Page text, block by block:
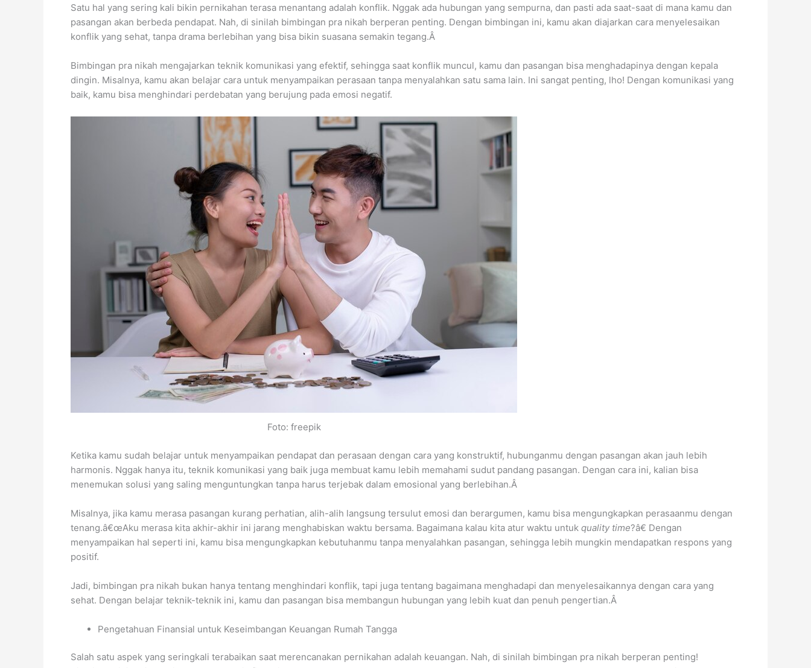
Satu hal yang sering kali bikin pernikahan terasa menantang adalah konflik. Nggak ada hubungan yang sempurna, dan pasti ada saat-saat di mana kamu dan
pasangan akan berbeda pendapat. Nah, di sinilah bimbingan pra nikah berperan penting. Dengan bimbingan ini, kamu akan diajarkan cara menyelesaikan
konflik yang sehat, tanpa drama berlebihan yang bisa bikin suasana semakin tegang.Â
Bimbingan pra nikah mengajarkan teknik komunikasi yang efektif, sehingga saat konflik muncul, kamu dan pasangan bisa menghadapinya dengan kepala
dingin. Misalnya, kamu akan belajar cara untuk menyampaikan perasaan tanpa menyalahkan satu sama lain. Ini sangat penting, lho! Dengan komunikasi yang
baik, kamu bisa menghindari perdebatan yang berujung pada emosi negatif.
Foto: freepik
Ketika kamu sudah belajar untuk menyampaikan pendapat dan perasaan dengan cara yang konstruktif, hubunganmu dengan pasangan akan jauh lebih
harmonis. Nggak hanya itu, teknik komunikasi yang baik juga membuat kamu lebih memahami sudut pandang pasangan. Dengan cara ini, kalian bisa
menemukan solusi yang saling menguntungkan tanpa harus terjebak dalam emosional yang berlebihan.Â
Misalnya, jika kamu merasa pasangan kurang perhatian, alih-alih langsung tersulut emosi dan berargumen, kamu bisa mengungkapkan perasaanmu dengan
tenang.â€œAku merasa kita akhir-akhir ini jarang menghabiskan waktu bersama. Bagaimana kalau kita atur waktu untuk quality time?â€ Dengan
menyampaikan hal seperti ini, kamu bisa mengungkapkan kebutuhanmu tanpa menyalahkan pasangan, sehingga lebih mungkin mendapatkan respons yang
positif.
Jadi, bimbingan pra nikah bukan hanya tentang menghindari konflik, tapi juga tentang bagaimana menghadapi dan menyelesaikannya dengan cara yang
sehat. Dengan belajar teknik-teknik ini, kamu dan pasangan bisa membangun hubungan yang lebih kuat dan penuh pengertian.Â
Pengetahuan Finansial untuk Keseimbangan Keuangan Rumah Tangga
Salah satu aspek yang seringkali terabaikan saat merencanakan pernikahan adalah keuangan. Nah, di sinilah bimbingan pra nikah berperan penting!